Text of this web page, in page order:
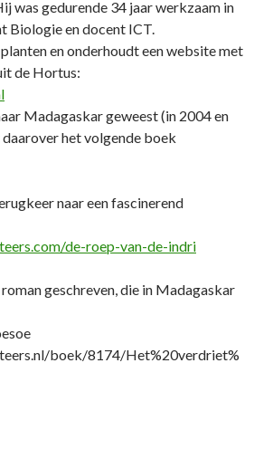
was gedurende 34 jaar werkzaam in
Biologie en docent ICT.
en onderhoudt een website met
de Hortus:
Madagaskar geweest (in 2004 en
het volgende boek
naar een fascinerend
de-roep-van-de-indri
geschreven, die in Madagaskar
boek/8174/Het%20verdriet%